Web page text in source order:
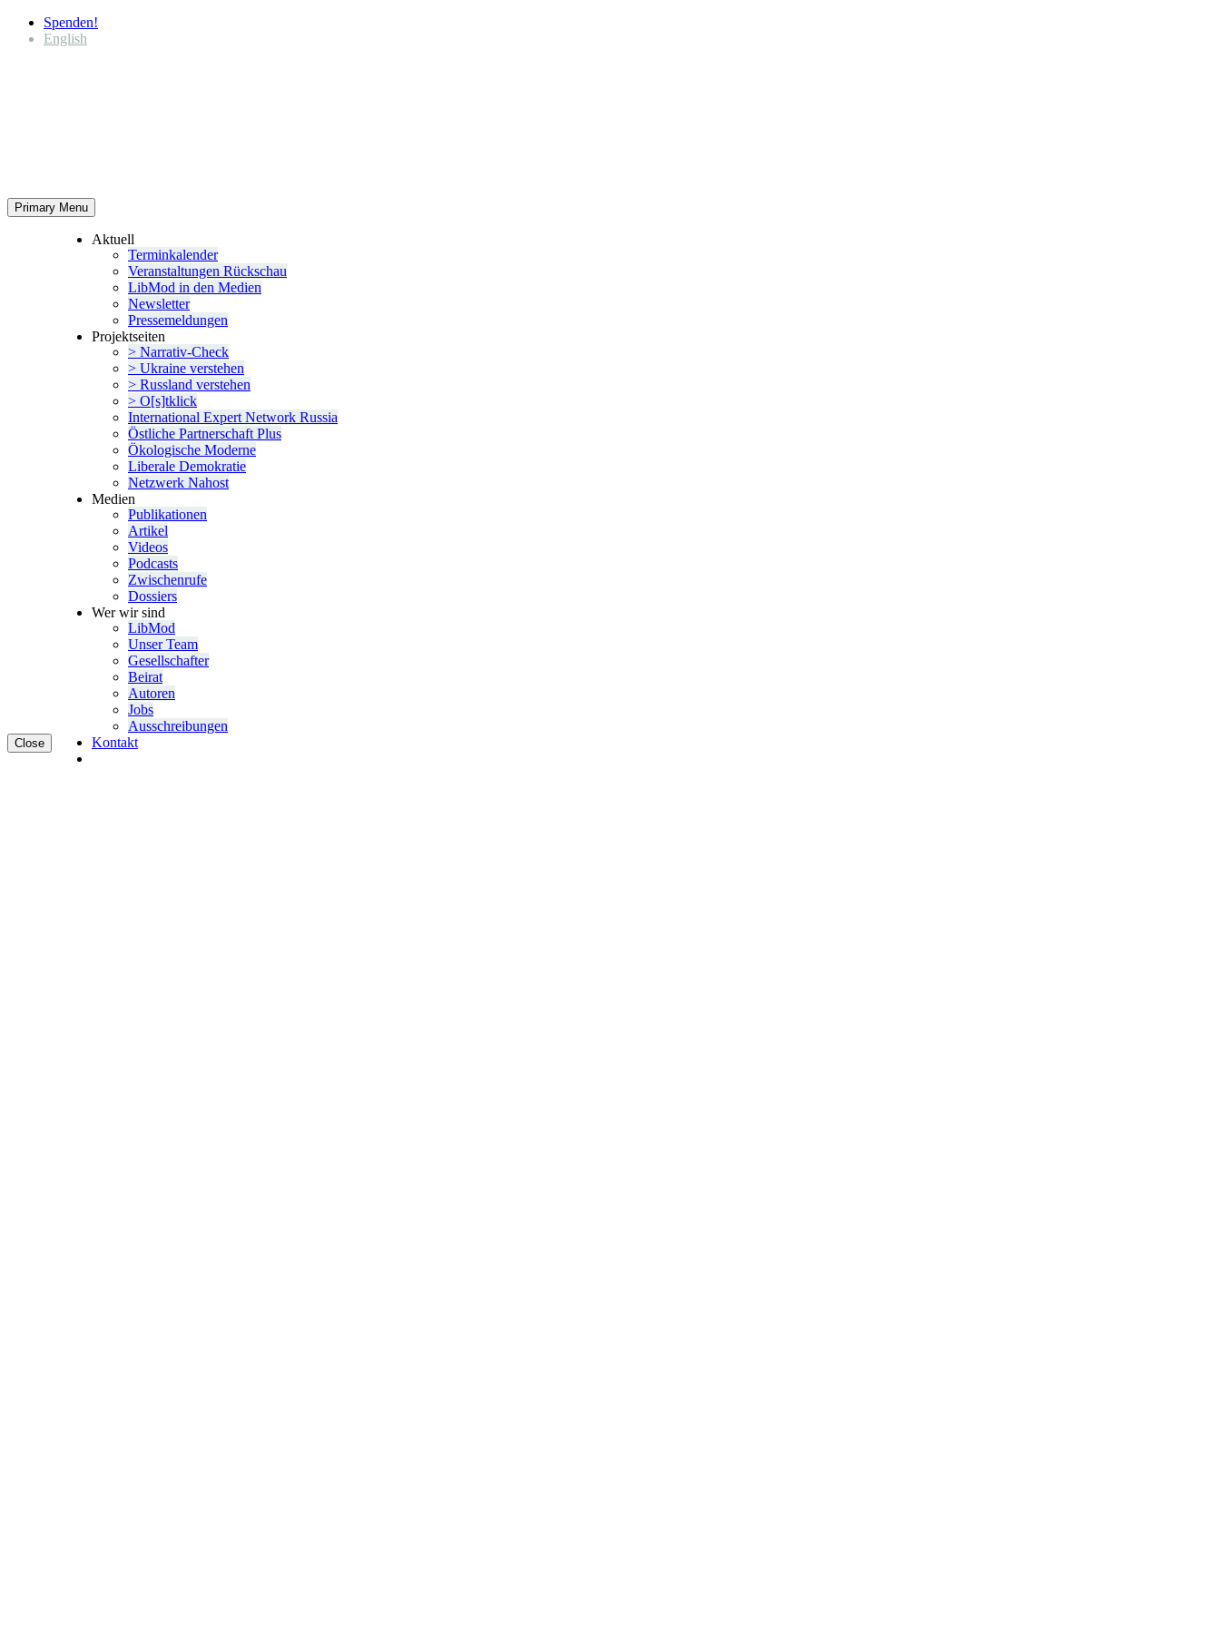
Spenden!
English
Primary Menu
Close
Aktuell
Termin­ka­lender
Veran­stal­tungen Rückschau
LibMod in den Medien
Newsletter
Presse­mel­dungen
Projekt­seiten
> Narrativ-Check
> Ukraine verstehen
> Russland verstehen
> O[s]tklick
Inter­na­tional Expert Network Russia
Östliche Partner­schaft Plus
Ökolo­gische Moderne
Liberale Demokratie
Netzwerk Nahost
Medien
Publi­ka­tionen
Artikel
Videos
Podcasts
Zwischenrufe
Dossiers
Wer wir sind
LibMod
Unser Team
Gesell­schafter
Beirat
Autoren
Jobs
Ausschrei­bungen
Kontakt